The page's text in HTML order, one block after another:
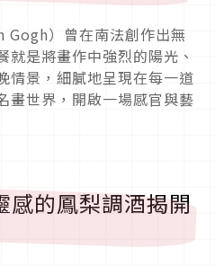
）曾在南法創作出無
是將畫作中強烈的陽光、
情景，細膩地呈現在每一道
畫世界，開啟一場感官與藝
感的鳳梨調酒揭開